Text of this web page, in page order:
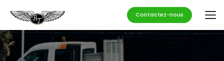
contenu
principal
Contactez-nous